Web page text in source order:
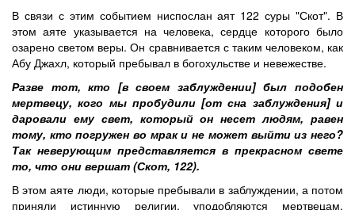
В связи с этим событием ниспослан аят 122 суры "Скот". В
этом аяте указывается на человека, сердце которого было
озарено светом веры. Он сравнивается с таким человеком, как
Абу Джахл, который пребывал в богохульстве и невежестве.
Разве тот, кто [в своем заблуждении] был подобен
мертвецу, кого мы пробудили [от сна заблуждения] и
даровали ему свет, который он несет людям, равен
тому, кто погружен во мрак и не может выйти из него?
Так неверующим представляется в прекрасном свете
то, что они вершат (Скот, 122).
В этом аяте люди, которые пребывали в заблуждении, а потом
приняли истинную религии, уподобляются мертвецам,